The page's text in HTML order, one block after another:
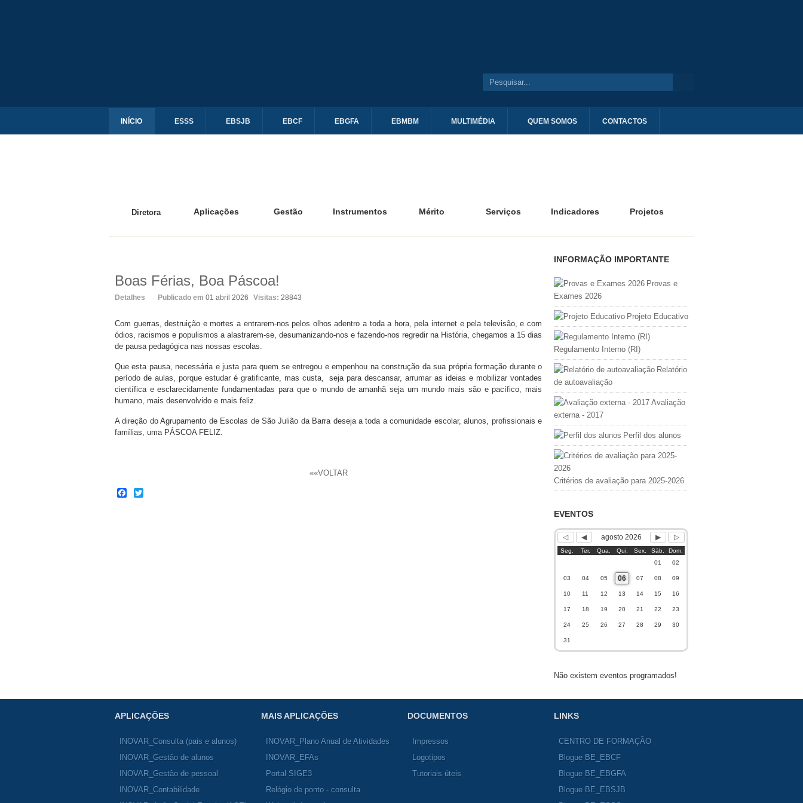
INÍCIO ESSS EBSJB EBCF EBGFA EBMBM MULTIMÉDIA QUEM SOMOS CONTACTOS
Diretora Aplicações Gestão Instrumentos Mérito Serviços Indicadores Projetos
Boas Férias, Boa Páscoa!
Detalhes Publicado em 01 abril 2026 Visitas: 28843
Com guerras, destruição e mortes a entrarem-nos pelos olhos adentro a toda a hora, pela internet e pela televisão, e com
ódios, racismos e populismos a alastrarem-se, desumanizando-nos e fazendo-nos regredir na História, chegamos a 15 dias
de pausa pedagógica nas nossas escolas.
Que esta pausa, necessária e justa para quem se entregou e empenhou na construção da sua própria formação durante o
período de aulas, porque estudar é gratificante, mas custa, seja para descansar, arrumar as ideias e mobilizar vontades
científica e esclarecidamente fundamentadas para que o mundo de amanhã seja um mundo mais são e pacífico, mais
humano, mais desenvolvido e mais feliz.
A direção do Agrupamento de Escolas de São Julião da Barra deseja a toda a comunidade escolar, alunos, profissionais e
famílias, uma PÁSCOA FELIZ.
««VOLTAR
INFORMAÇÃO IMPORTANTE
Provas e
Exames 2026
Projeto Educativo
Regulamento Interno (RI)
Relatório
de autoavaliação
Avaliação
externa - 2017
Perfil dos alunos
Critérios de avaliação para 2025-2026
EVENTOS
agosto 2026
Seg. Ter. Qua. Qui. Sex. Sáb.
Dom.
01
02
03 04 05 06 07 08 09
10 11 12 13 14 15 16
17 18 19 20 21 22 23
24 25 26 27 28 29 30
31
Não existem eventos programados!
APLICAÇÕES
INOVAR_Consulta (pais e alunos)
INOVAR_Gestão de alunos
INOVAR_Gestão de pessoal
INOVAR_Contabilidade
MAIS APLICAÇÕES
INOVAR_Plano Anual de Atividades
INOVAR_EFAs
Portal SIGE3
Relógio de ponto - consulta
DOCUMENTOS
Impressos
Logotipos
Tutoriais úteis
LINKS
CENTRO DE FORMAÇÃO
Blogue BE_EBCF
Blogue BE_EBGFA
Blogue BE_EBSJB